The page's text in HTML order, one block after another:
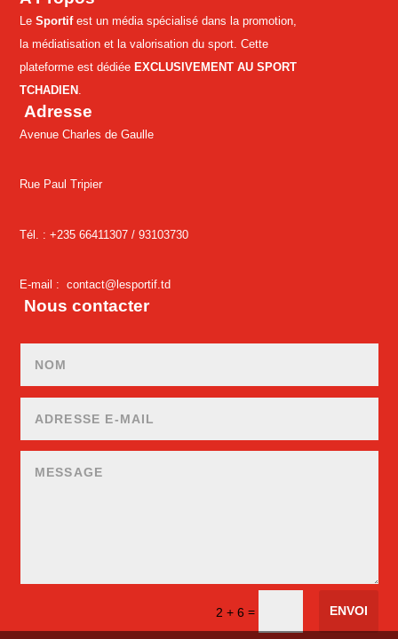
LeSportifest un média spécialisé dans la promotion,
la médiatisation et la valorisation du sport. Cette
plateforme est dédiée EXCLUSIVEMENT AU SPORT
TCHADIEN
Adresse
Avenue Charles de Gaulle
Rue Paul Tripier
Tél. : +235 66411307 /93103730
E-mail :contact@lesportif.td
Nous contacter
2 + 6 = ENVOI